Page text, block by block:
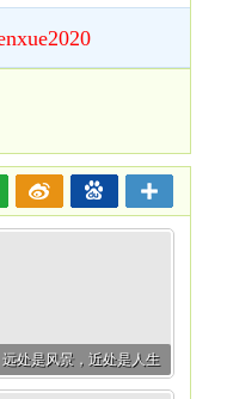
远处是风景，近处是人生